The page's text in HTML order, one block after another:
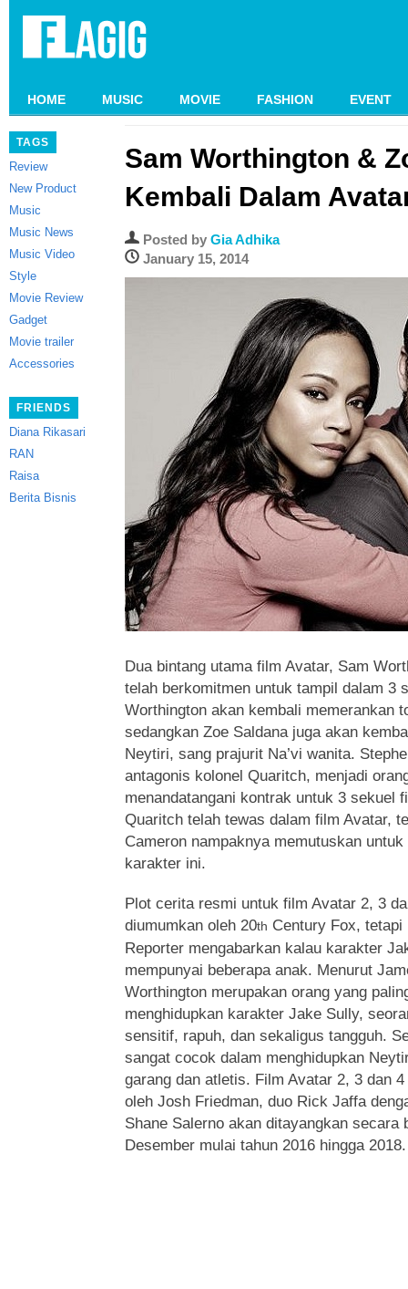
HOME MUSIC MOVIE FASHION EVENT
TAGS
Review
New Product
Music
Music News
Music Video
Style
Movie Review
Gadget
Movie trailer
Accessories
FRIENDS
Diana Rikasari
RAN
Raisa
Berita Bisnis
Sam Worthington &
Kembali Dalam
Posted by Gia Adhika
January 15, 2014
Dua bintang utama film Avatar, Sam
telah berkomitmen untuk tampil dalam 3
Worthington akan kembali memerankan
sedangkan Zoe Saldana juga akan
Neytiri, sang prajurit Na’vi wanita.
antagonis kolonel Quaritch, menjadi
menandatangani kontrak untuk 3 sekuel
Quaritch telah tewas dalam film Avatar,
Cameron nampaknya memutuskan
karakter ini.
Plot cerita resmi untuk film Avatar 2, 3
diumumkan oleh 20th Century Fox, tetapi
Reporter mengabarkan kalau karakter
mempunyai beberapa anak. Menurut
Worthington merupakan orang yang
menghidupkan karakter Jake Sully,
sensitif, rapuh, dan sekaligus tangguh.
sangat cocok dalam menghidupkan
garang dan atletis. Film Avatar 2, 3 dan
oleh Josh Friedman, duo Rick Jaffa
Shane Salerno akan ditayangkan secara
Desember mulai tahun 2016 hingga 2018.